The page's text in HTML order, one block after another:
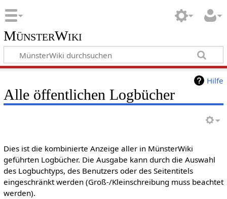
MünsterWiki
Hilfe
Alle öffentlichen Logbücher
Dies ist die kombinierte Anzeige aller in MünsterWiki
geführten Logbücher. Die Ausgabe kann durch die Auswahl
des Logbuchtyps, des Benutzers oder des Seitentitels
eingeschränkt werden (Groß-/Kleinschreibung muss beachtet
werden).